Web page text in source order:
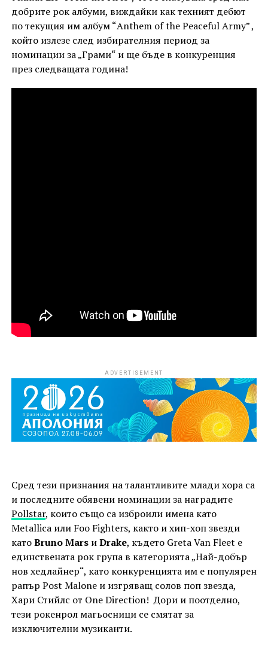
добрите рок албуми, виждайки как техният дебют
по текущия им албум “Anthem of the Peaceful Army” ,
който излезе след избирателния период за
номинации за „Грами“ и ще бъде в конкуренция
през следващата година!
ADVERTISEMENT
Сред тези признания на талантливите млади хора са
и последните обявени номинации за наградите
Pollstar, които също са изброили имена като
Metallica или Foo Fighters, както и хип-хоп звезди
катоBruno Mars иDrake, където Greta Van Fleet е
единствената рок група в категорията „Най-добър
нов хедлайнер“, като конкуренцията им е популярен
рапър Post Malone и изгряващ солов поп звезда,
Хари Стийлс от One Direction! Дори и поотделно,
тези рокенрол магьосници се смятат за
изключителни музиканти.